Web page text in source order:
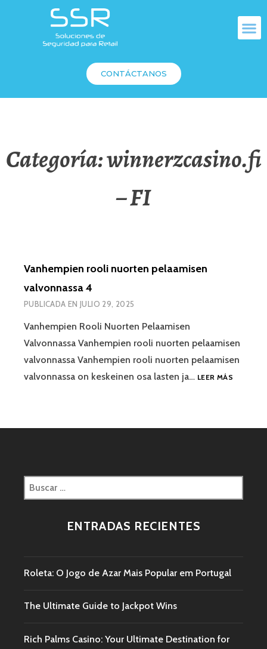
CONTÁCTANOS
Categoría:winnerzcasino.fi
– FI
Vanhempien rooli nuorten pelaamisen
valvonnassa 4
PUBLICADA ENJULIO 29, 2025
Vanhempien Rooli Nuorten Pelaamisen
Valvonnassa Vanhempien rooli nuorten pelaamisen
valvonnassa Vanhempien rooli nuorten pelaamisen
valvonnassa on keskeinen osa lasten ja… LEER MÁS
ENTRADAS RECIENTES
Roleta: O Jogo de Azar Mais Popular em Portugal
The Ultimate Guide to Jackpot Wins
Rich Palms Casino: Your Ultimate Destination for